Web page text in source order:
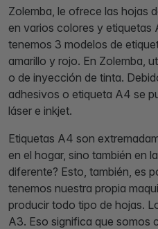
Zolemba, le ofrece las hojas
en varios colores y etiquetas
tenemos 3 modelos de
amarillo y rojo. En Zolemba,
o de inyección de tinta.
adhesivos o etiqueta A4 se
láser e inkjet.
Etiquetas A4 son
en el hogar, sino también en
diferente? Esto, también, es
tenemos nuestra propia
producir todo tipo de hojas.
A3. Eso significa que somos